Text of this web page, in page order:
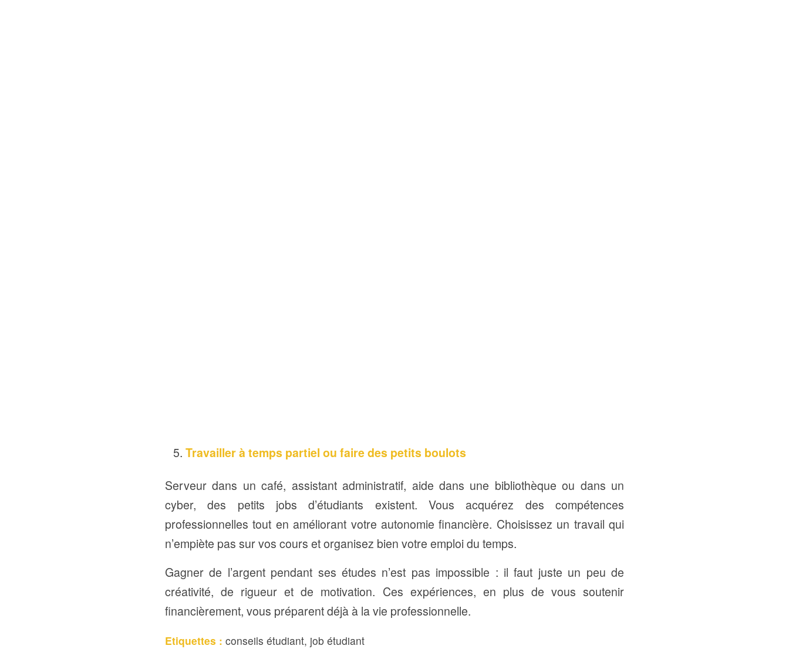
Travailler à temps partiel ou faire des petits boulots
Serveur dans un café, assistant administratif, aide dans une bibliothèque ou dans un
cyber, des petits jobs d’étudiants existent. Vous acquérez des compétences
professionnelles tout en améliorant votre autonomie financière. Choisissez un travail qui
n’empiète pas sur vos cours et organisez bien votre emploi du temps.
Gagner de l’argent pendant ses études n’est pas impossible : il faut juste un peu de
créativité, de rigueur et de motivation. Ces expériences, en plus de vous soutenir
financièrement, vous préparent déjà à la vie professionnelle.
Etiquettes : conseils étudiant, job étudiant